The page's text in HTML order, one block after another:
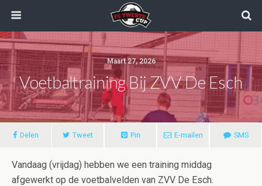
Maart 27, 2026
Voetbaltraining Bij ZVV De Esch
Delen Tweet Pin E-mailen SMS
Vandaag (vrijdag) hebben we een training middag
afgewerkt op de voetbalvelden van ZVV De Esch.